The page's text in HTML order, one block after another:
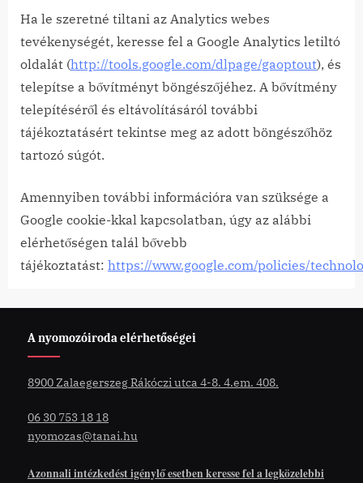
Ha le szeretné tiltani az Analytics webes
tevékenységét, keresse fel a Google Analytics letiltó
oldalát (http://tools.google.com/dlpage/gaoptout), és
telepítse a bővítményt böngészőjéhez. A bővítmény
telepítéséről és eltávolításáról további
tájékoztatásért tekintse meg az adott böngészőhöz
tartozó súgót.
Amennyiben további információra van szüksége a
Google cookie-kkal kapcsolatban, úgy az alábbi
elérhetőségen talál bővebb
tájékoztatást: https://www.google.com/policies/
A nyomozóiroda elérhetőségei
8900 Zalaegerszeg Rákóczi utca 4-8. 4.em. 408.
06 30 753 18 18
nyomozas@tanai.hu
Azonnali intézkedést igénylő esetben keresse fel a legközelebbi